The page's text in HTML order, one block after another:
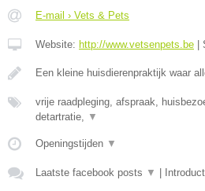
E-mail › Vets & Pets
Website: http://www.vetsenpets.be |
Een kleine huisdierenpraktijk waar
vrije raadpleging, afspraak,
detartratie,
▼
Openingstijden ▼
Laatste facebook posts ▼ |